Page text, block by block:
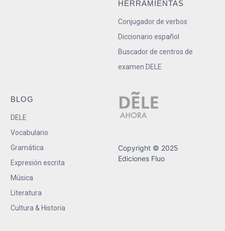
HERRAMIENTAS
Conjugador de verbos
Diccionario español
Buscador de centros de
examen DELE
BLOG
DELE
Vocabulario
Gramática
Expresión escrita
Música
Literatura
Cultura & Historia
Copyright © 2025
Ediciones Fluo